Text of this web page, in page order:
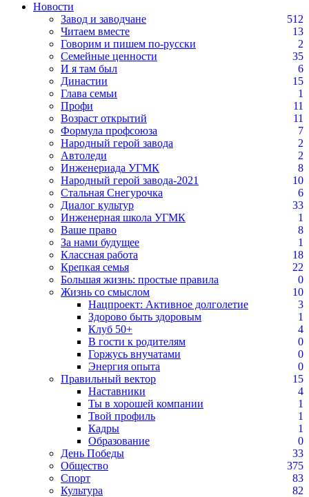
Новости
Завод и заводчане
512
Читаем вместе
13
Говорим и пишем по-русски
2
Семейные ценности
35
И я там был
6
Династии
15
Глава семьи
1
Профи
11
Возраст открытий
11
Формула профсоюза
7
Народный герой завода
2
Автоледи
2
Инженериада УГМК
8
Народный герой завода-2021
10
Стальная Снегурочка
6
Диалог культур
33
Инженерная школа УГМК
1
Ваше право
8
За нами будущее
1
Классная работа
18
Крепкая семья
22
Большая жизнь: простые правила
0
Жизнь со смыслом
10
Нацпроект: Активное долголетие
3
Здорово быть здоровым
1
Клуб 50+
4
В гости к родителям
0
Горжусь внучатами
0
Энергия опыта
0
Правильный вектор
15
Наставники
4
Ты в хорошей компании
1
Твой профиль
1
Кадры
1
Образование
0
День Победы
33
Общество
375
Спорт
83
Культура
82